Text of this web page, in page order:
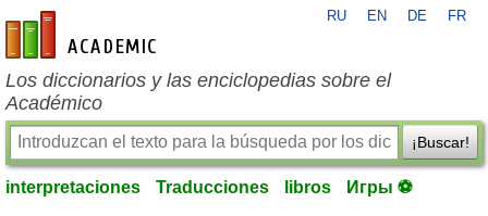
es-academic.com
RU EN DE FR
Los diccionarios y las enciclopedias sobre el
Académico
¡Buscar!
interpretaciones Traducciones libros Игры ⚽